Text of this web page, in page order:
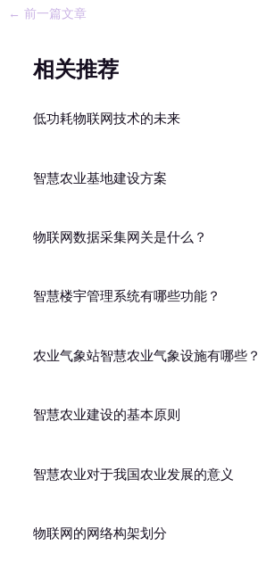
← 前一篇文章
相关推荐
低功耗物联网技术的未来
智慧农业基地建设方案
物联网数据采集网关是什么？
智慧楼宇管理系统有哪些功能？
农业气象站智慧农业气象设施有哪些？
智慧农业建设的基本原则
智慧农业对于我国农业发展的意义
物联网的网络构架划分